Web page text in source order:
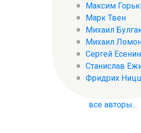
Максим
Марк Твен
Михаил
Михаил
Сергей Есенин
Станислав
Фридрих
все авторы...